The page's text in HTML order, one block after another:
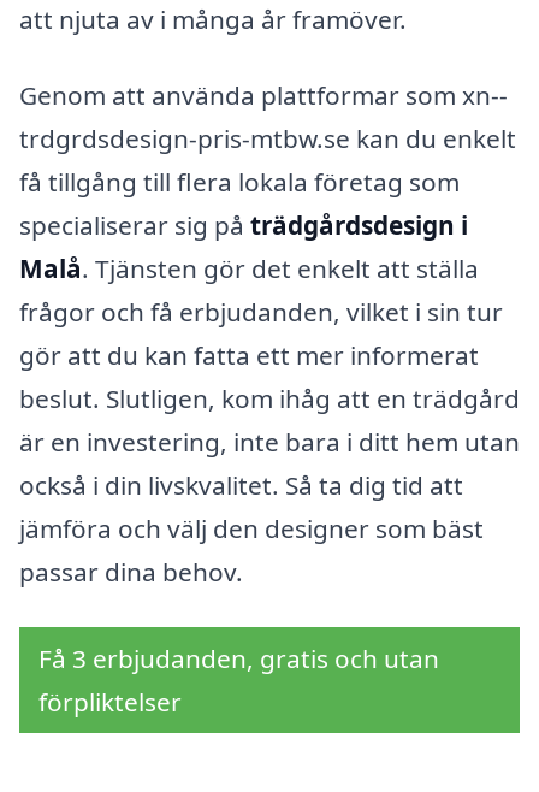
att njuta av i många år framöver.
Genom att använda plattformar som xn--
trdgrdsdesign-pris-mtbw.se kan du enkelt
få tillgång till flera lokala företag som
specialiserar sig på trädgårdsdesign i
Malå. Tjänsten gör det enkelt att ställa
frågor och få erbjudanden, vilket i sin tur
gör att du kan fatta ett mer informerat
beslut. Slutligen, kom ihåg att en trädgård
är en investering, inte bara i ditt hem utan
också i din livskvalitet. Så ta dig tid att
jämföra och välj den designer som bäst
passar dina behov.
Få 3 erbjudanden, gratis och utan
förpliktelser